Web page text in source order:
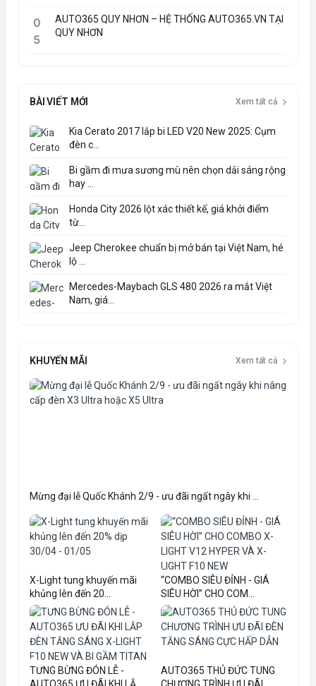
0
5
AUTO365 QUY NHƠN – HỆ THỐNG AUTO365.VN TẠI
QUY NHƠN
BÀI VIẾT MỚI Xem tất cả
Kia Cerato 2017 lắp bi LED V20 New 2025: Cụm
đèn c...
Bi gầm đi mưa sương mù nên chọn dải sáng rộng
hay ...
Honda City 2026 lột xác thiết kế, giá khởi điểm
từ...
Jeep Cherokee chuẩn bị mở bán tại Việt Nam, hé
lộ ...
Mercedes-Maybach GLS 480 2026 ra mắt Việt
Nam, giá...
KHUYẾN MÃI Xem tất cả
Mừng đại lễ Quốc Khánh 2/9 - ưu đãi ngất ngây khi ...
X-Light tung khuyến mãi
khủng lên đến 20...
“COMBO SIÊU ĐỈNH - GIÁ
SIÊU HỜI” CHO COM...
TƯNG BỪNG ĐÓN LỄ -
AUTO365 THỦ ĐỨC TUNG